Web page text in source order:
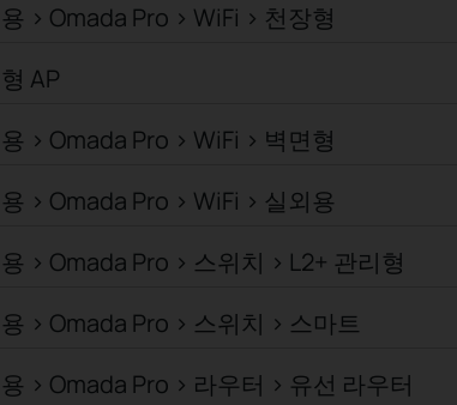
> Omada Pro > WiFi > 천장형
AP
> Omada Pro > WiFi > 벽면형
> Omada Pro > WiFi > 실외용
> Omada Pro > 스위치 > L2+ 관리형
> Omada Pro > 스위치 > 스마트
> Omada Pro > 라우터 > 유선 라우터